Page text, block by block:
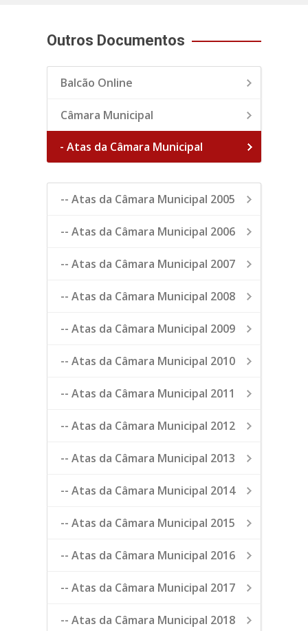
Outros Documentos
Balcão Online
Câmara Municipal
- Atas da Câmara Municipal
-- Atas da Câmara Municipal 2005
-- Atas da Câmara Municipal 2006
-- Atas da Câmara Municipal 2007
-- Atas da Câmara Municipal 2008
-- Atas da Câmara Municipal 2009
-- Atas da Câmara Municipal 2010
-- Atas da Câmara Municipal 2011
-- Atas da Câmara Municipal 2012
-- Atas da Câmara Municipal 2013
-- Atas da Câmara Municipal 2014
-- Atas da Câmara Municipal 2015
-- Atas da Câmara Municipal 2016
-- Atas da Câmara Municipal 2017
-- Atas da Câmara Municipal 2018